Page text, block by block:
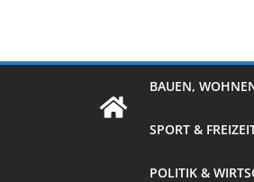
BAUEN,
SPORT &
POLITIK &